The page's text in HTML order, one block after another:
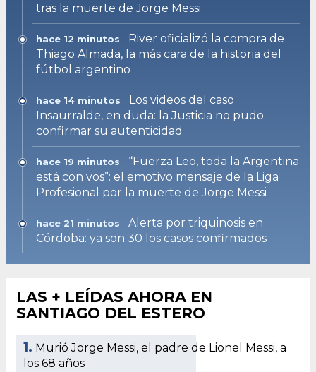
tras la muerte de Jorge Messi
hace 12 minutos
River oficializó la compra de
Thiago Almada, la más cara de la historia del
fútbol argentino
hace 14 minutos
Los videos del caso
Insaurralde, en duda: la Justicia no pudo
confirmar su autenticidad
hace 19 minutos
“Fuerza Leo, toda la Argentina
está con vos”: el emotivo mensaje de la Liga
Profesional por la muerte de Jorge Messi
hace 21 minutos
Alerta por triquinosis en
Córdoba: ya son 30 los casos confirmados
LAS + LEÍDAS AHORA EN
SANTIAGO DEL ESTERO
1. Murió Jorge Messi, el padre de Lionel Messi, a
los 68 años